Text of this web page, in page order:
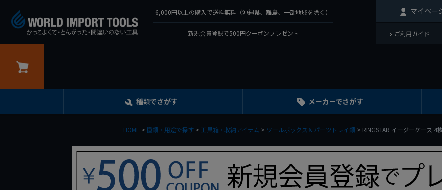
6,000円以上の購入で送料無料（沖縄県、離島、一部地域を除く）
新規会員登録で500円クーポンプレゼント
マイペー
ご利用ガイド
種類でさがす メーカーでさがす
HOME 種類・用途で探す 工具箱・収納アイテム ツールボックス＆パーツトレイ類 RINGSTAR イージーケース 4